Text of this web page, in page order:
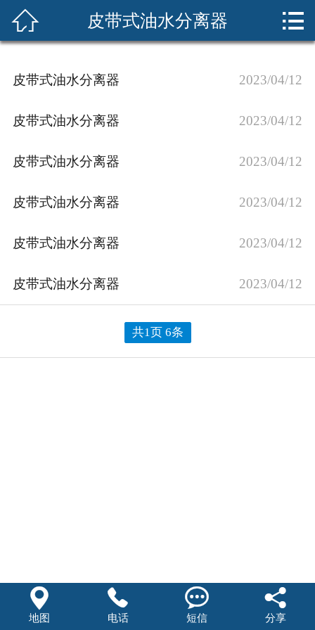

新闻资讯
案例展示
荣誉资质
技术知识
 皮带式油水分离器 
皮带式油水分离器 2023/04/12
皮带式油水分离器 2023/04/12
皮带式油水分离器 2023/04/12
皮带式油水分离器 2023/04/12
皮带式油水分离器 2023/04/12
皮带式油水分离器 2023/04/12
共1页 6条

地图

电话

短信

分享